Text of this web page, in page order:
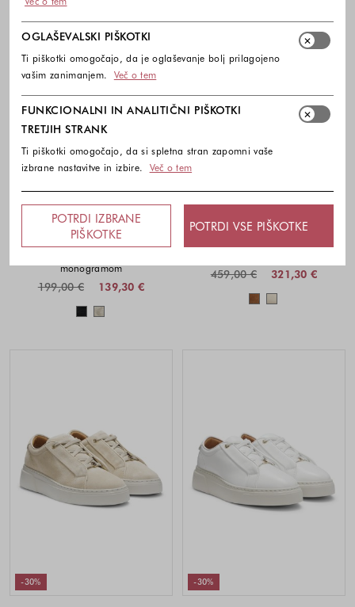
-30%
BOSS
monogramom
139,30 €
199,00 €
Barve na voljo
-30%
321,30 €
459,00 €
Barve na voljo
-30% -30%
OGLAŠEVALSKI PIŠKOTKI
Ti piškotki omogočajo, da je oglaševanje bolj prilagojeno
vašim zanimanjem.
Več o tem
FUNKCIONALNI IN ANALITIČNI PIŠKOTKI
TRETJIH STRANK
Ti piškotki omogočajo, da si spletna stran zapomni vaše
izbrane nastavitve in izbire.
Več o tem
POTRDI IZBRANE
PIŠKOTKE
POTRDI VSE PIŠKOTKE